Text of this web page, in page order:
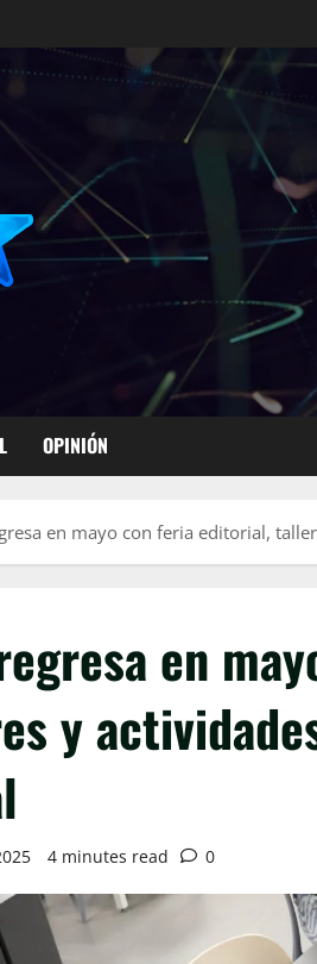
OPINIÓN
en mayo con feria editorial,
en
y
4 minutes read 0